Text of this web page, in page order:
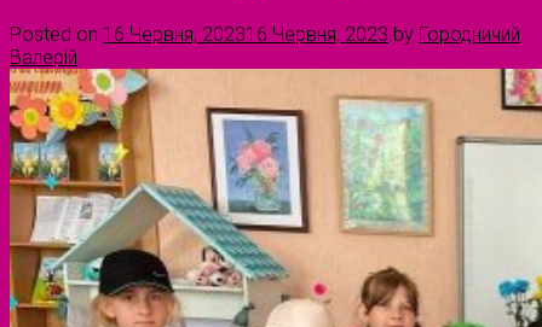
Posted on 16 Червня, 202316 Червня, 2023 by Городничий
Валерій